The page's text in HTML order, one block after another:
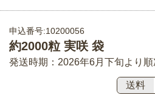
申込番号:10200056
約2000粒 実咲 袋
発送時期：2026年6月下旬より順
送料